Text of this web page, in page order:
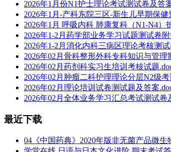
2026年1月份N1护士理论考试测试卷及答
2026年1月-产科东院三区-新生儿早期保
2026年1月 呼吸内科 肺康复科（N1-N4
2026年1-2月药学部业务学习试题测试卷
2026年1-2月消化内科三病区理论考核测
2026年02月骨科整形外科专科知识与管理
2026年02月药剂科实习生培训考核试题
2026年02月肿瘤二科护理理论分层N2级
2026年02月理论培训试卷测试题及答案
2026年02月全体业务学习汇总考试测试卷
最近下载
04《中国药典》2020年版非无菌产品微